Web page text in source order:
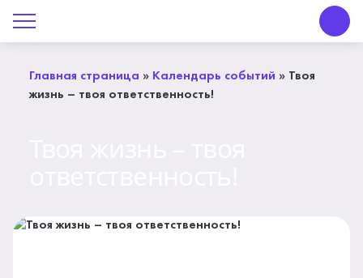
Главная страница » Календарь событий » Твоя
жизнь – твоя ответственность!
О Центре «КОНТАКТ»
Пресс-центр